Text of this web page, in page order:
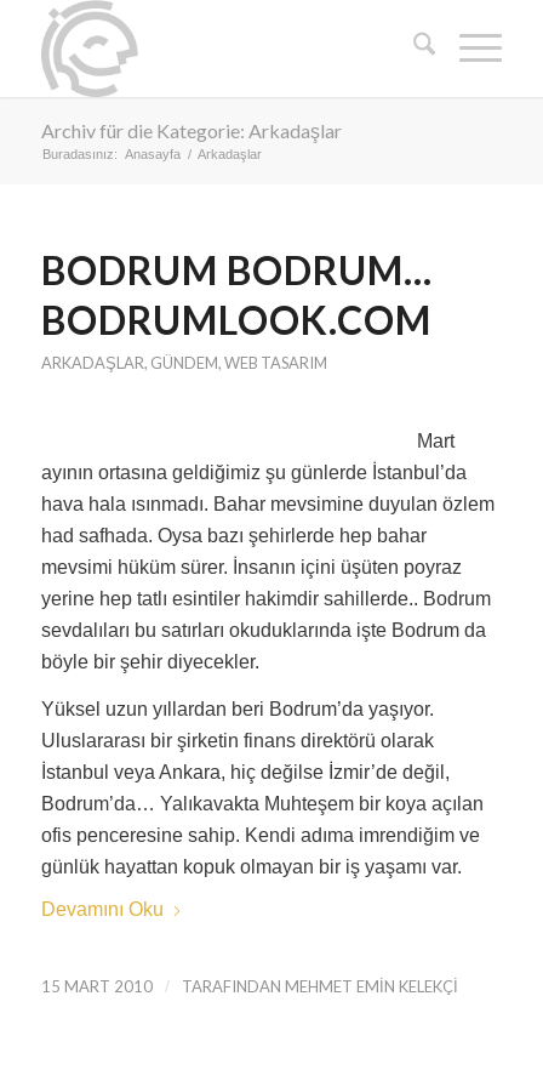
Archiv für die Kategorie: Arkadaşlar
Buradasınız: Anasayfa / Arkadaşlar
BODRUM BODRUM…
BODRUMLOOK.COM
ARKADAŞLAR, GÜNDEM,WEB TASARIM
Mart
ayının ortasına geldiğimiz şu günlerde İstanbul’da
hava hala ısınmadı. Bahar mevsimine duyulan özlem
had safhada. Oysa bazı şehirlerde hep bahar
mevsimi hüküm sürer. İnsanın içini üşüten poyraz
yerine hep tatlı esintiler hakimdir sahillerde.. Bodrum
sevdalıları bu satırları okuduklarında işte Bodrum da
böyle bir şehir diyecekler.
Yüksel uzun yıllardan beri Bodrum’da yaşıyor.
Uluslararası bir şirketin finans direktörü olarak
İstanbul veya Ankara, hiç değilse İzmir’de değil,
Bodrum’da… Yalıkavakta Muhteşem bir koya açılan
ofis penceresine sahip. Kendi adıma imrendiğim ve
günlük hayattan kopuk olmayan bir iş yaşamı var.
Devamını Oku
15 MART 2010 / TARAFINDAN MEHMET EMIN KELEKÇI